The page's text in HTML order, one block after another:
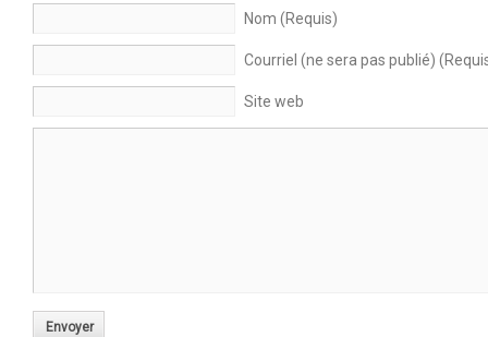
Nom (Requis)
Courriel (ne sera pas publié)
Site web
Envoyer